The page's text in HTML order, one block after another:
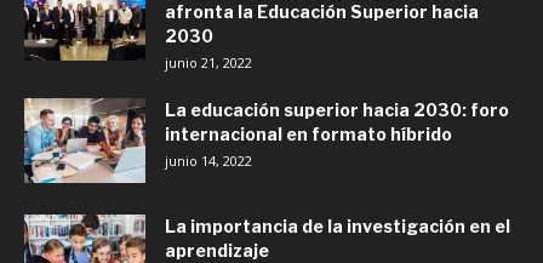
afronta la Educación Superior hacia
2030
junio 21, 2022
La educación superior hacia 2030: foro
internacional en formato híbrido
junio 14, 2022
La importancia de la investigación en el
aprendizaje